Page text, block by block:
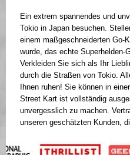
Ein extrem spannendes und
Tokio in Japan besuchen.
einem maßgeschneiderten Go-
wurde, das echte Superhelden-
Verkleiden Sie sich als Ihr
durch die Straßen von Tokio.
Ihnen ruhen! Sie können in
Street Kart ist vollständig
unvergesslich zu machen.
unseren geschätzten Kunden,